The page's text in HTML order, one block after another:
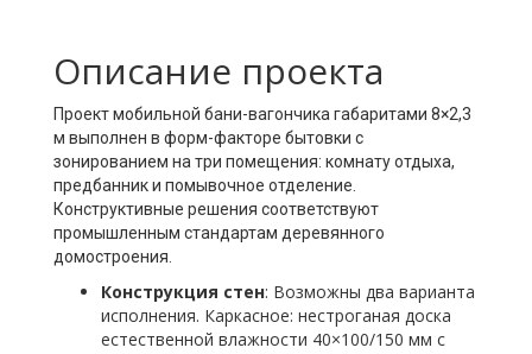
Описание проекта
Проект мобильной бани-вагончика габаритами 8×2,3
м выполнен в форм-факторе бытовки с
зонированием на три помещения: комнату отдыха,
предбанник и помывочное отделение.
Конструктивные решения соответствуют
промышленным стандартам деревянного
домостроения.
Конструкция стен: Возможны два варианта
исполнения. Каркасное: нестроганая доска
естественной влажности 40×100/150 мм с